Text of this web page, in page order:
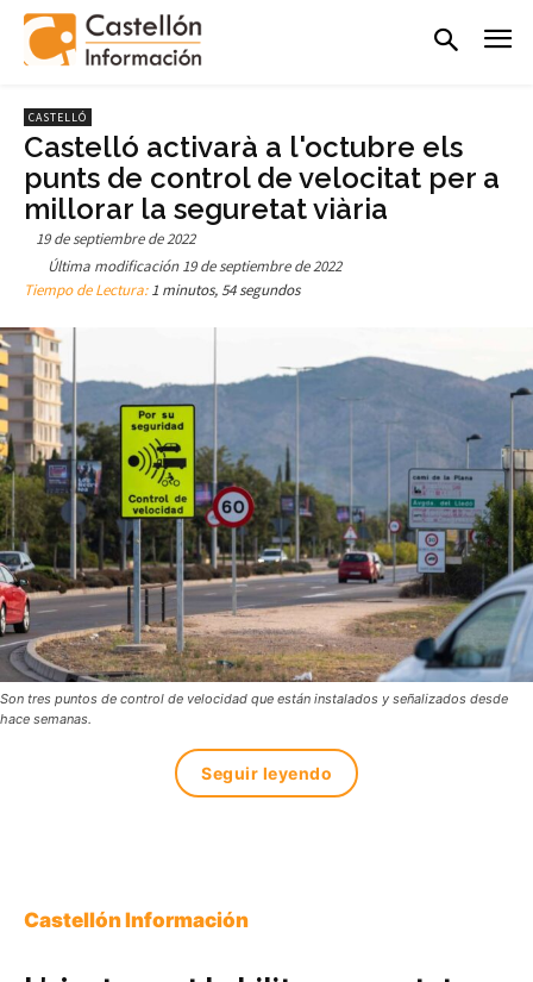
CASTELLÓ
Castelló activarà a l'octubre els
punts de control de velocitat per a
millorar la seguretat viària
19 de septiembre de 2022
Última modificación 19 de septiembre de 2022
Tiempo de Lectura:1 minutos, 54 segundos
Son tres puntos de control de velocidad que están instalados y señalizados desde
hace semanas.
Seguir leyendo
Castellón Información